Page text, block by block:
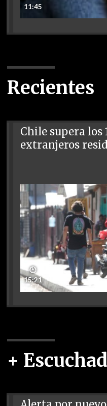
11:45
Recientes
Chile supera los
extranjeros
🕑
15:21
+